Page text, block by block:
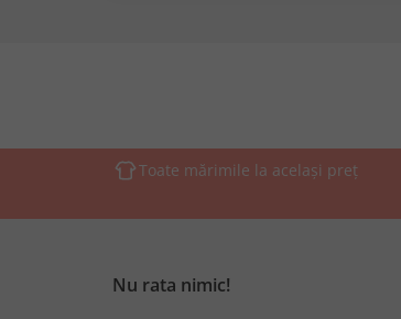
Toate mărimile la același preț
Nu rata nimic!